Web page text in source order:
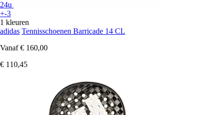
24u
+-3
1 kleuren
adidas Tennisschoenen Barricade 14 CL
Vanaf € 160,00
€ 110,45